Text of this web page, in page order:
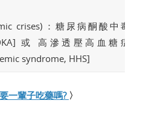
crises)：糖尿病酮酸中毒
或 高滲透壓高血糖症
syndrome, HHS]
一輩子吃藥嗎? 〉